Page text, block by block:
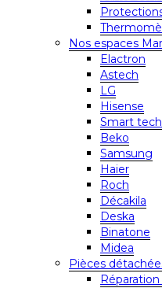
Nos espaces
Elactron
Astech
LG
Hisense
Smart
Beko
Samsung
Haier
Roch
Décakila
Deska
Binatone
Midea
Pièces